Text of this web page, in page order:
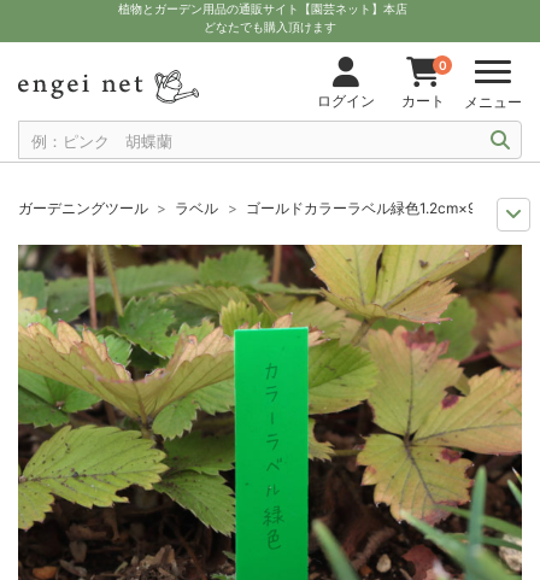
植物とガーデン用品の通販サイト【園芸ネット】本店
どなたでも購入頂けます
ログイン
0
カート メニュー
ガーデニングツール ラベル
ゴールドカラーラベル緑色1.2cm×9cm 100
11月中下旬予約
グッズ・資材
ゴールドカラーラベル緑色1.2cm×9cm
12月上中旬予約
グッズ・資材
ゴールドカラーラベル緑色1.2cm×9cm
10月中下旬予約
グッズ・資材 ゴールドカラーラベル緑色1.2cm×9cm